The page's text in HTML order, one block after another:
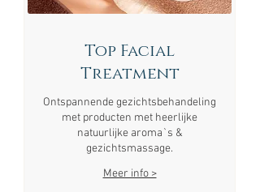
Top Facial
Treatment
Ontspannende gezichtsbehandeling
met producten met heerlijke
natuurlijke aroma`s &
gezichtsmassage.
Meer info >